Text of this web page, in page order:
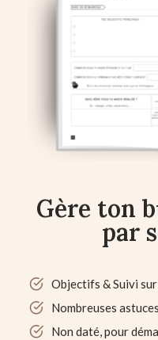
Gère ton
par
Objectifs & Suivi
Nombreuses
Non daté, pour